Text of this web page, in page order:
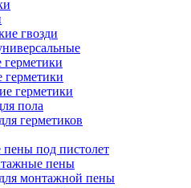
гвозди
герметики
пола
герметиков
под пистолет
пены
монтажной пены